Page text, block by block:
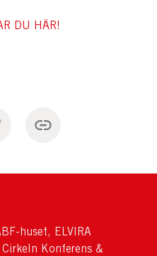
DU HÄR!
huset, ELVIRA
Konferens &